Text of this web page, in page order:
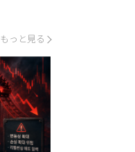
もっと見る